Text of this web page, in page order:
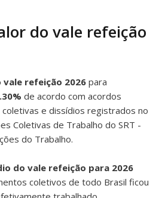
do vale refeição
refeição 2026 para
de acordo com acordos
e dissídios registrados no
Coletivas de Trabalho do SRT -
do Trabalho.
do vale refeição para 2026
coletivos de todo Brasil ficou